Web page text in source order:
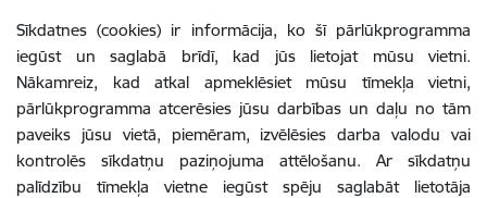
Sīkdatnes (cookies) ir informācija, ko šī pārlūkprogramma
iegūst un saglabā brīdī, kad jūs lietojat mūsu vietni.
Nākamreiz, kad atkal apmeklēsiet mūsu tīmekļa vietni,
pārlūkprogramma atcerēsies jūsu darbības un daļu no tām
paveiks jūsu vietā, piemēram, izvēlēsies darba valodu vai
kontrolēs sīkdatņu paziņojuma attēlošanu. Ar sīkdatņu
palīdzību tīmekļa vietne iegūst spēju saglabāt lietotāja